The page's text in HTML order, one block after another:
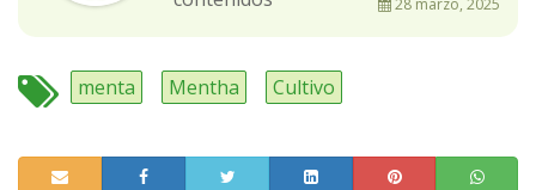
menta Mentha Cultivo